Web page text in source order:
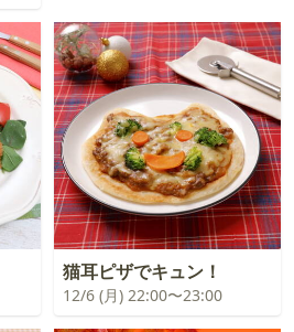
猫耳ピザでキュン！
12/6 (月) 22:00〜23:00